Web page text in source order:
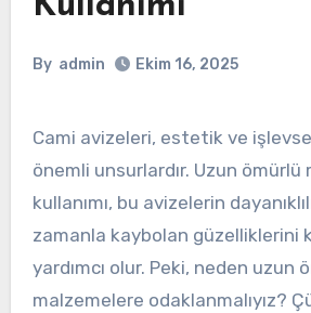
By admin Ekim 16, 2025
Cami avizeleri, estetik ve işlevsellik açısından
önemli unsurlardır. Uzun ömürlü
kullanımı, bu avizelerin
zamanla kaybolan güzelliklerini
yardımcı olur. Peki, neden uzun
malzemelere odaklanmalıyız?